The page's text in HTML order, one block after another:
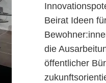
Beirat Ideen
die
öffentlicher